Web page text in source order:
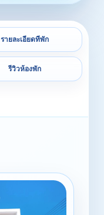
รายละเอียดที่พัก
รีวิวห้องพัก